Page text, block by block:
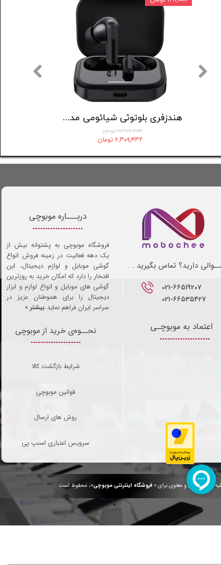
هندزفری بلوتوثی شیائومی مدل Redmi buds 5
۶,۴۷۷,۴۳۲ تومان
۶,۳۰۹,۴۳۲ تومان
حقوق مادی و معنوی برای «فروشگاه اینترنتی موبوچی»، محفوظ است.
021-66519207​​​​​​​
021-66535427
دارید؟ تماس بگیرید . .
نحــوه‌ی خرید از موبوچی
شرایط بازگشت کالا
قوانین موبوچی
روش های ارسال
سرویس اعتباری اسنپ پی
اعتماد به موبوچـی
دربـــاره موبوچی
فروشگاه موبوچی به پشتوانه بیش از
یک دهه فعالیت در زمینه فروش انواع
گوشی موبایل و لوازم دیجیتال، این
افتخار را دارد که امکان خرید به روزترین
گوشی های موبایل و انواع لوازم و ابزار
دیجیتال را برای هموطنان عزیز در
سراسر ایران فراهم نماید.بیشتر »